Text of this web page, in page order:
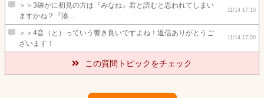
＞＞3確かに初見の方は『みなね』君と読むと思われてしまい
ますかね？『湊…
11/14 17:10
＞＞4音（と）っていう響き良いですよね！返信ありがとうご
ざいます！
11/14 17:00
この質問トピックをチェック